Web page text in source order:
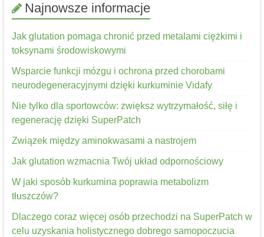
Najnowsze informacje
Jak glutation pomaga chronić przed metalami ciężkimi i
toksynami środowiskowymi
Wsparcie funkcji mózgu i ochrona przed chorobami
neurodegeneracyjnymi dzięki kurkuminie Vidafy
Nie tylko dla sportowców: zwiększ wytrzymałość, siłę i
regenerację dzięki SuperPatch
Związek między aminokwasami a nastrojem
Jak glutation wzmacnia Twój układ odpornościowy
W jaki sposób kurkumina poprawia metabolizm
tłuszczów?
Dlaczego coraz więcej osób przechodzi na SuperPatch w
celu uzyskania holistycznego dobrego samopoczucia